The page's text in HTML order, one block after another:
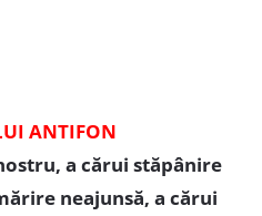
ANTIFON
a cărui stăpânire
neajunsă, a cărui